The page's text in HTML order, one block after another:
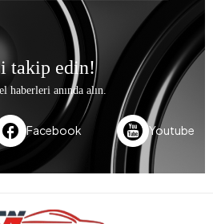
takip edin!
haberleri anında alın.
Facebook Youtube